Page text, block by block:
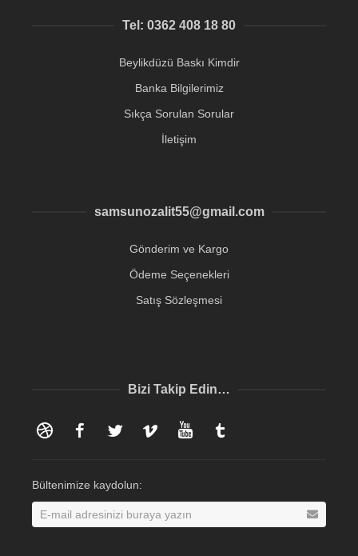
Tel: 0362 408 18 80
Beylikdüzü Baskı Kimdir
Banka Bilgilerimiz
Sıkça Sorulan Sorular
İletişim
samsunozalit55@gmail.com
Gönderim ve Kargo
Ödeme Seçenekleri
Satış Sözleşmesi
Bizi Takip Edin…
Dribbble FacebookTwitter Vimeo YouTube
Bültenimize kaydolun: